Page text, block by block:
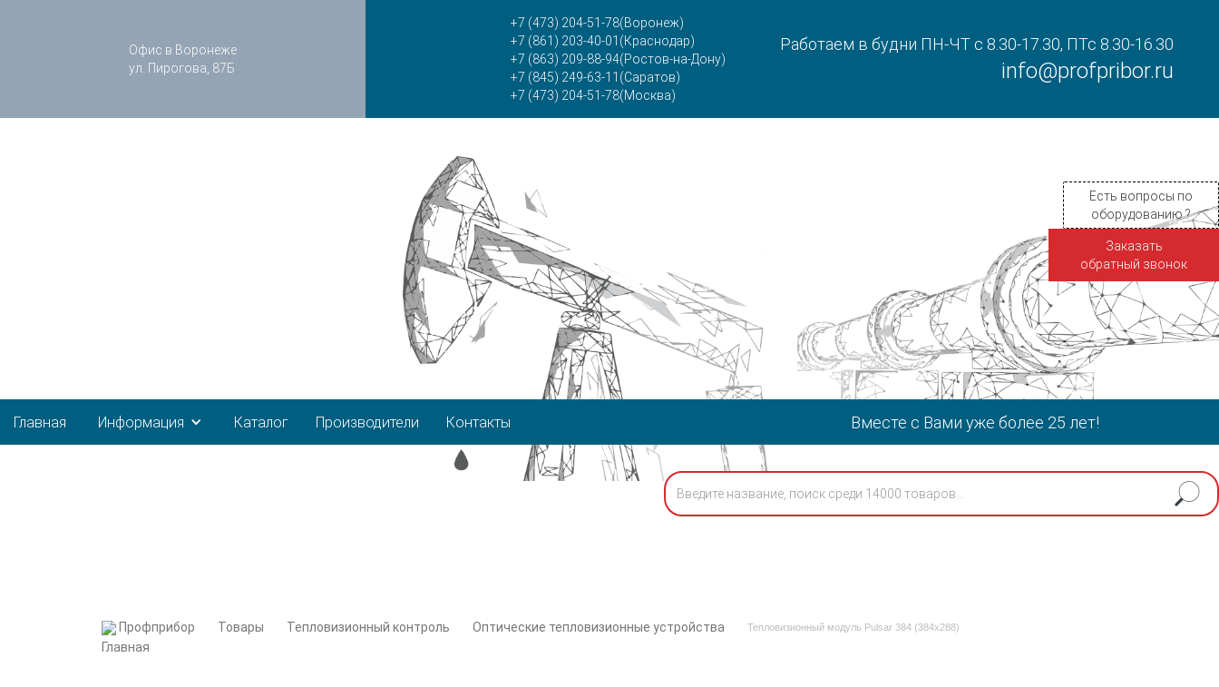
Офис в Воронеже
ул. Пирогова, 87Б
+7 (473) 204-51-78(Воронеж)
+7 (861) 203-40-01 (Краснодар)
+7 (863) 209-88-94(Ростов-на-Дону)
+7 (845) 249-63-11 (Саратов)
+7 (473) 204-51-78(Москва)
Работаем в будни ПН-ЧТ с 8.30-17.30, ПТс 8.30-16.30
info@profpribor.ru
Есть вопросы по
оборудованию ?
Заказать
обратный звонок
Главная Информация Каталог Производители Контакты Вместе с Вами уже более 25 лет!
Профприбор Товары Тепловизионный контроль Оптические тепловизионные устройства Тепловизионный модуль Pulsar 384 (384х288)